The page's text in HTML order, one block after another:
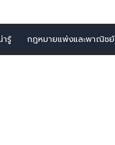
รู้ กฎหมายแพ่งและพาณิชย์